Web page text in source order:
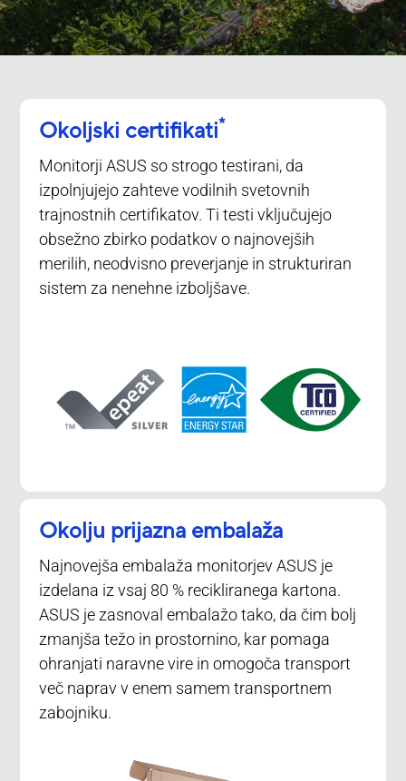
Okoljski certifikati*
Monitorji ASUS so strogo testirani, da
izpolnjujejo zahteve vodilnih svetovnih
trajnostnih certifikatov. Ti testi vključujejo
obsežno zbirko podatkov o najnovejših
merilih, neodvisno preverjanje in strukturiran
sistem za nenehne izboljšave.
Okolju prijazna embalaža
Najnovejša embalaža monitorjev ASUS je
izdelana iz vsaj 80 % recikliranega kartona.
ASUS je zasnoval embalažo tako, da čim bolj
zmanjša težo in prostornino, kar pomaga
ohranjati naravne vire in omogoča transport
več naprav v enem samem transportnem
zabojniku.